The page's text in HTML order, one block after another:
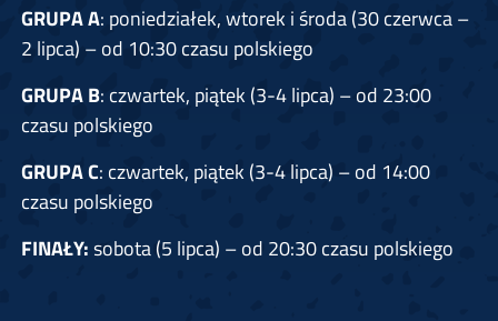
GRUPA A: poniedziałek, wtorek i środa (30 czerwca –
2 lipca) – od 10:30 czasu polskiego
GRUPA B: czwartek, piątek (3-4 lipca) – od 23:00
czasu polskiego
GRUPA C: czwartek, piątek (3-4 lipca) – od 14:00
czasu polskiego
FINAŁY:sobota (5 lipca) – od 20:30 czasu polskiego